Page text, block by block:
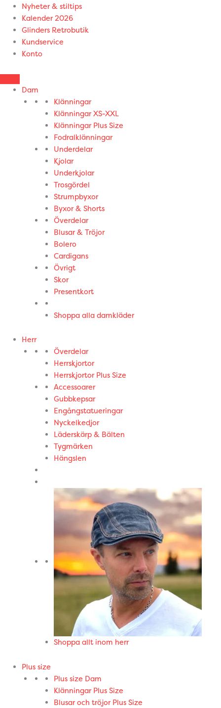
Nyheter & stiltips
Kalender 2026
Glinders Retrobutik
Kundservice
Konto
Dam
Klänningar
Klänningar XS-XXL
Klänningar Plus Size
Fodralklänningar
Underdelar
Kjolar
Underkjolar
Trosgördel
Strumpbyxor
Byxor & Shorts
Överdelar
Blusar & Tröjor
Bolero
Cardigans
Övrigt
Skor
Presentkort
Shoppa alla damkläder
Herr
Överdelar
Herrskjortor
Herrskjortor Plus Size
Accessoarer
Gubbkepsar
Engångstatueringar
Nyckelkedjor
Läderskärp & Bälten
Tygmärken
Hängslen
Shoppa allt inom herr
Plus size
Plus size Dam
Klänningar Plus Size
Blusar och tröjor Plus Size